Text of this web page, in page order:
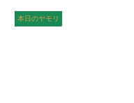
本日のヤモリ